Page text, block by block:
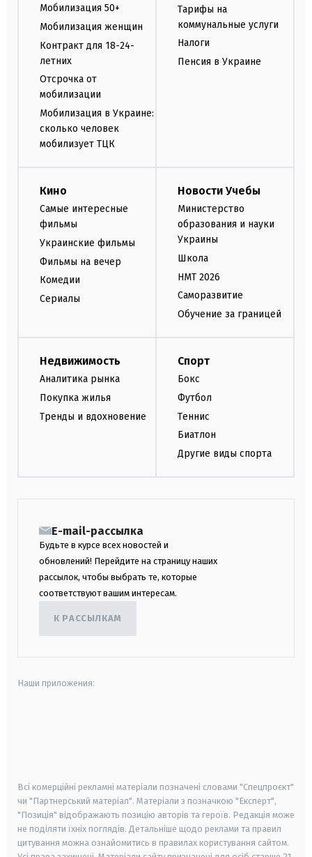
Мобилизация 50+
Мобилизация женщин
Контракт для 18-24-
летних
Отсрочка от
мобилизации
Мобилизация в Украине:
сколько человек
мобилизует ТЦК
Тарифы на
коммунальные услуги
Налоги
Пенсия в Украине
Кино
Самые интересные
фильмы
Украинские фильмы
Фильмы на вечер
Комедии
Сериалы
Новости Учебы
Министерство
образования и науки
Украины
Школа
НМТ 2026
Саморазвитие
Обучение за границей
Недвижимость
Аналитика рынка
Покупка жилья
Тренды и вдохновение
Спорт
Бокс
Футбол
Теннис
Биатлон
Другие виды спорта
E-mail-рассылка
Будьте в курсе всех новостей и
обновлений! Перейдите на страницу наших
рассылок, чтобы выбрать те, которые
соответствуют вашим интересам.
К РАССЫЛКАМ
Наши приложения:
Всі комерційні рекламні матеріали позначені словами "Спецпроєкт"
чи "Партнерський матеріал". Матеріали з позначкою "Експерт",
"Позиція" відображають позицію авторів та героїв. Редакція може
не поділяти їхніх поглядів. Детальніше щодо реклами та правил
цитування можна ознайомитись в правилах користування сайтом.